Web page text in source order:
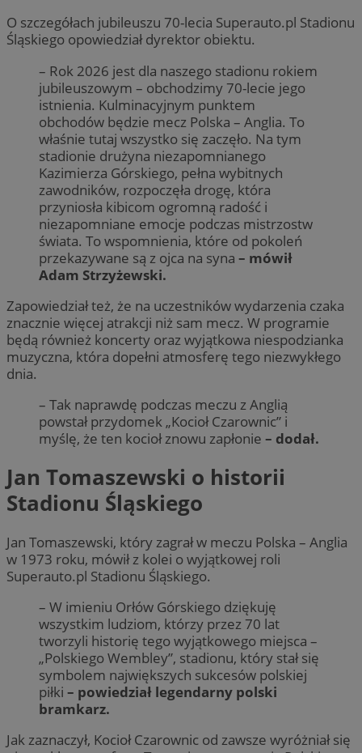
O szczegółach jubileuszu 70-lecia Superauto.pl Stadionu
Śląskiego opowiedział dyrektor obiektu.
– Rok 2026 jest dla naszego stadionu rokiem
jubileuszowym – obchodzimy 70-lecie jego
istnienia. Kulminacyjnym punktem
obchodów będzie mecz Polska – Anglia. To
właśnie tutaj wszystko się zaczęło. Na tym
stadionie drużyna niezapomnianego
Kazimierza Górskiego, pełna wybitnych
zawodników, rozpoczęła drogę, która
przyniosła kibicom ogromną radość i
niezapomniane emocje podczas mistrzostw
świata. To wspomnienia, które od pokoleń
przekazywane są z ojca na syna – mówił
Adam Strzyżewski.
Zapowiedział też, że na uczestników wydarzenia czaka
znacznie więcej atrakcji niż sam mecz. W programie
będą również koncerty oraz wyjątkowa niespodzianka
muzyczna, która dopełni atmosferę tego niezwykłego
dnia.
– Tak naprawdę podczas meczu z Anglią
powstał przydomek „Kocioł Czarownic” i
myślę, że ten kocioł znowu zapłonie – dodał.
Jan Tomaszewski o historii
Stadionu Śląskiego
Jan Tomaszewski, który zagrał w meczu Polska – Anglia
w 1973 roku, mówił z kolei o wyjątkowej roli
Superauto.pl Stadionu Śląskiego.
– W imieniu Orłów Górskiego dziękuję
wszystkim ludziom, którzy przez 70 lat
tworzyli historię tego wyjątkowego miejsca –
„Polskiego Wembley”, stadionu, który stał się
symbolem największych sukcesów polskiej
piłki – powiedział legendarny polski
bramkarz.
Jak zaznaczył, Kocioł Czarownic od zawsze wyróżniał się